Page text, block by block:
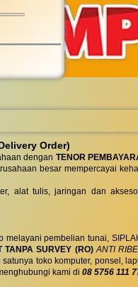
Order)
dengan TENOR
besar mempercayai
alat tulis, jaringan dan
pembelian tunai,
TANPA SURVEY (RO) ANTI
toko komputer, ponsel,
kami di 08 5756 111